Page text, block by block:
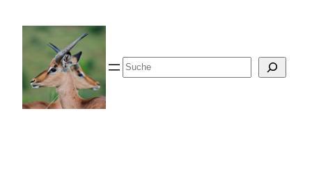
springen
Suche